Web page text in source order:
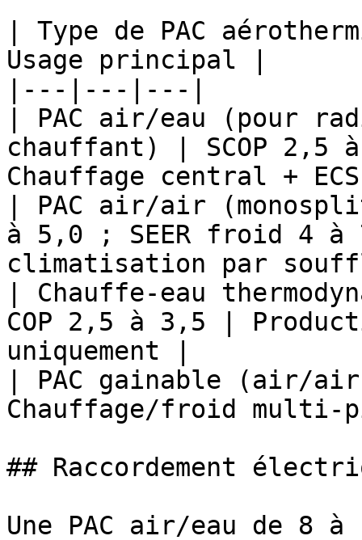
| Type de PAC
Usage principal |
|---|---|---|
| PAC air/eau (pour
chauffant) | SCOP 2,5
Chauffage central +
| PAC air/air
à 5,0 ; SEER froid 4 à
climatisation par
| Chauffe-eau
COP 2,5 à 3,5 |
uniquement |
| PAC gainable (air/
Chauffage/froid multi-
## Raccordement
Une PAC air/eau de 8